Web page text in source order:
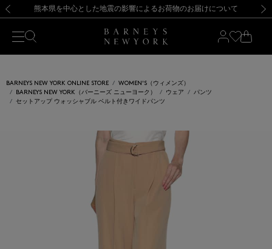
新規登録のお客様も対象！＜MY BARNEYS＞会員のお客様は11,000円（税込）以上のお買上げで常時送料無料！お買い物の際は会員登録を！
【夏季休業に伴う返品・交換承り一時停止のお知らせ】（2026.8.5）
熊本県を中心とした地震の影響によるお荷物のお届けについて
【開催中】SUMMER SALEのご案内・ご注意事項 新規登録のお客様も対象！＜MY BARNEYS＞会員のお客様は11,000円（税込）以上のお買上げで常時送料無料！お買い物の際は会員登録を！
【夏季休業に伴う返品・交換承り一時停止のお知らせ】（2026.8.5）
BARNEYS NEW YORK ONLINE STORE
WOMEN'S（ウィメンズ）
BARNEYS NEW YORK（バーニーズ ニューヨーク）
ウェア
パンツ
セットアップ ウォッシャブル ベルト付きワイドパンツ